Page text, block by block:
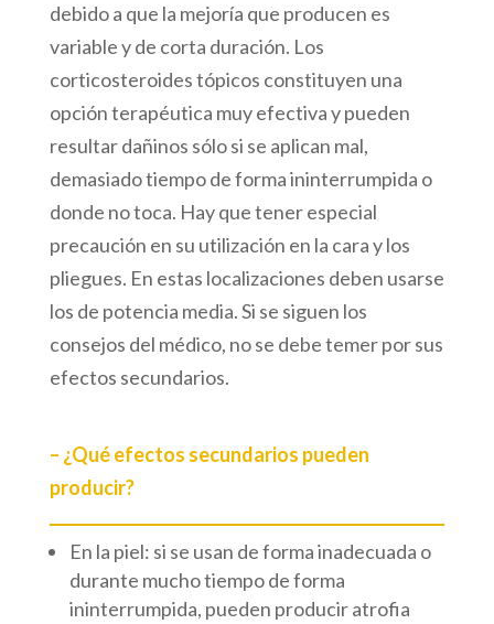
debido a que la mejoría que producen es
variable y de corta duración. Los
corticosteroides tópicos constituyen una
opción terapéutica muy efectiva y pueden
resultar dañinos sólo si se aplican mal,
demasiado tiempo de forma ininterrumpida o
donde no toca. Hay que tener especial
precaución en su utilización en la cara y los
pliegues. En estas localizaciones deben usarse
los de potencia media. Si se siguen los
consejos del médico, no se debe temer por sus
efectos secundarios.
– ¿Qué efectos secundarios pueden
producir?
En la piel: si se usan de forma inadecuada o
durante mucho tiempo de forma
ininterrumpida, pueden producir atrofia